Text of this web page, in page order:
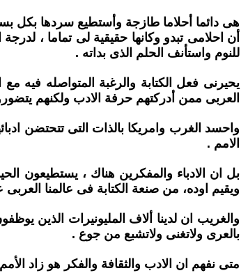
هى دائما أحلاما طازجة وأستطيع سردها بكل
أن احلامى تبدو وكانها حقيقية لى تماما ،
للنوم واستأنف الحلم الذى بداته .
يحيرنى فعل الكتابة والرغبة المتواصله فيه
العربى ممن أدركتهم حرفة الادب ولكنهم
واحسد الغرب وامريكا بالذات التى تتحتضن
الامم .
بل ان الادباء والمفكرين هناك ، يستطيعون
ويقيم اوده، من صنعة الكتابة فى عالمنا العربى
والغريب ان لدينا ألاف المليونيرات الذين
بالعرى ولاتغنى ولاتشبع من جوع .
متى نفهم ان الادب والثقافة والفكر هو زاد